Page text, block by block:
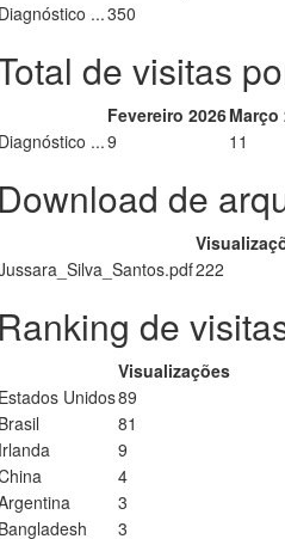
Diagnóstico ...350
de visitas
Fevereiro 2026Março
Diagnóstico ...9 11
Download de
222
Ranking de
Visualizações
Estados Unidos89
Brasil
81
Irlanda
9
4
3
Bangladesh
3